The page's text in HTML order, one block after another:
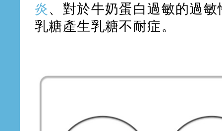
炎、對於牛奶蛋白過敏的過
乳糖產生乳糖不耐症。